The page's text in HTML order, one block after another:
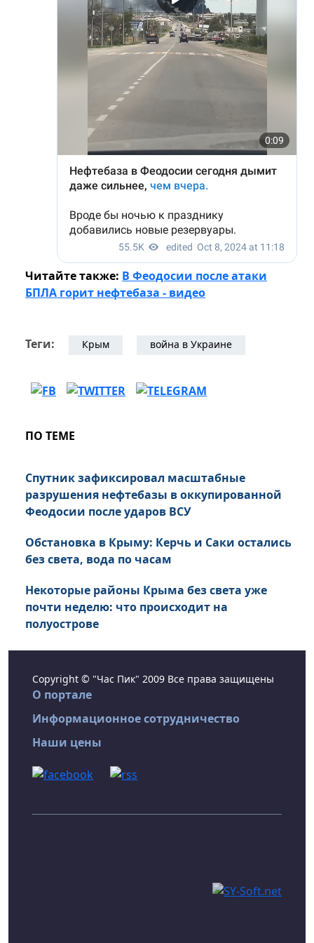
Читайте также: В Феодосии после атаки
БПЛА горит нефтебаза - видео
Теги: Крым война в Украине
ПО ТЕМЕ
Спутник зафиксировал масштабные
разрушения нефтебазы в оккупированной
Феодосии после ударов ВСУ
Обстановка в Крыму: Керчь и Саки остались
без света, вода по часам
Некоторые районы Крыма без света уже
почти неделю: что происходит на
полуострове
Copyright © "Час Пик" 2009 Все права защищены
О портале
Информационное сотрудничество
Наши цены